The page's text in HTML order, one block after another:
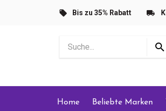
Bis zu 35% Rabatt
Home Beliebte Marken